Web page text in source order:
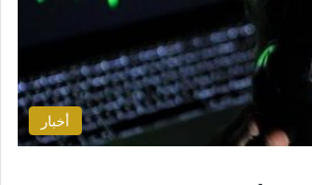
أخبار